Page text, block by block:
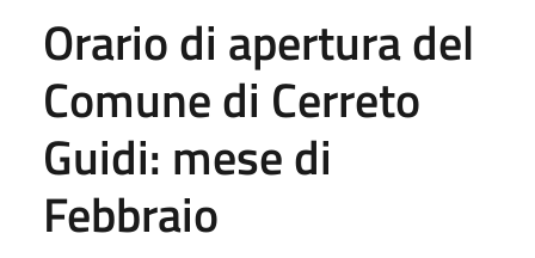
Orario di apertura del
Comune di Cerreto
Guidi: mese di
Febbraio